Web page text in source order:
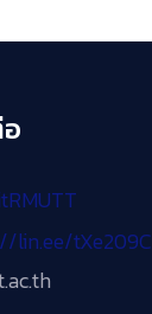
lin.ee/tXe209C